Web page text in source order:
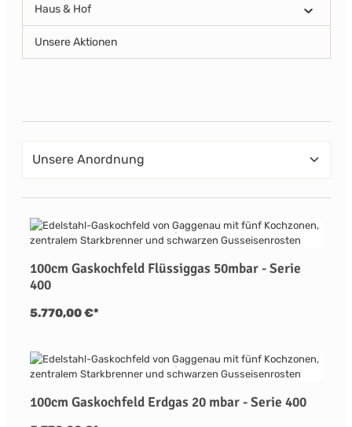
Haus & Hof
Unsere Aktionen
100cm Gaskochfeld Flüssiggas 50mbar - Serie
400
5.770,00 €*
100cm Gaskochfeld Erdgas 20 mbar - Serie 400